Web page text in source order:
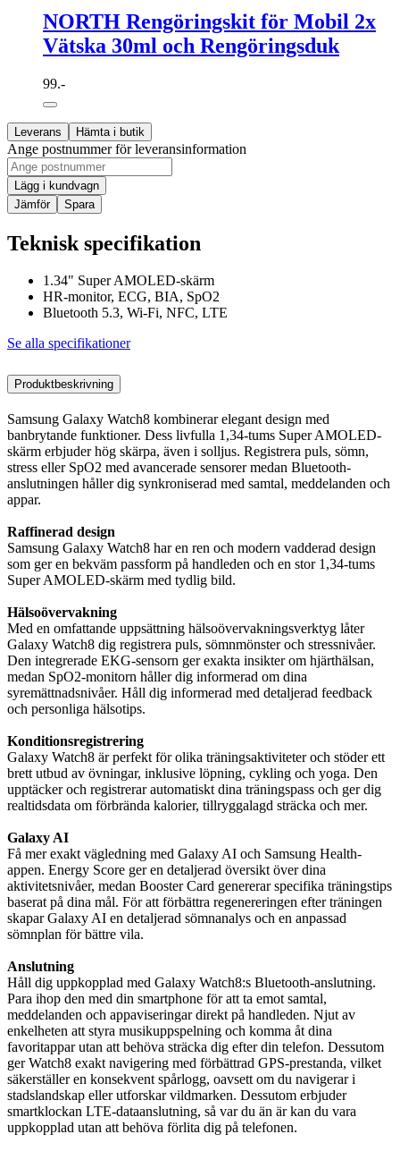
NORTH Rengöringskit för Mobil 2x
Vätska 30ml och Rengöringsduk
99.-
Leverans Hämta i butik
Ange postnummer för leveransinformation
Lägg i kundvagn
Jämför
Spara
Teknisk specifikation
1.34" Super AMOLED-skärm
HR-monitor, ECG, BIA, SpO2
Bluetooth 5.3, Wi-Fi, NFC, LTE
Se alla specifikationer
Produktbeskrivning
Samsung Galaxy Watch8 kombinerar elegant design med
banbrytande funktioner. Dess livfulla 1,34-tums Super AMOLED-
skärm erbjuder hög skärpa, även i solljus. Registrera puls, sömn,
stress eller SpO2 med avancerade sensorer medan Bluetooth-
anslutningen håller dig synkroniserad med samtal, meddelanden och
appar.
Raffinerad design
Samsung Galaxy Watch8 har en ren och modern vadderad design
som ger en bekväm passform på handleden och en stor 1,34-tums
Super AMOLED-skärm med tydlig bild.
Hälsoövervakning
Med en omfattande uppsättning hälsoövervakningsverktyg låter
Galaxy Watch8 dig registrera puls, sömnmönster och stressnivåer.
Den integrerade EKG-sensorn ger exakta insikter om hjärthälsan,
medan SpO2-monitorn håller dig informerad om dina
syremättnadsnivåer. Håll dig informerad med detaljerad feedback
och personliga hälsotips.
Konditionsregistrering
Galaxy Watch8 är perfekt för olika träningsaktiviteter och stöder ett
brett utbud av övningar, inklusive löpning, cykling och yoga. Den
upptäcker och registrerar automatiskt dina träningspass och ger dig
realtidsdata om förbrända kalorier, tillryggalagd sträcka och mer.
Galaxy AI
Få mer exakt vägledning med Galaxy AI och Samsung Health-
appen. Energy Score ger en detaljerad översikt över dina
aktivitetsnivåer, medan Booster Card genererar specifika träningstips
baserat på dina mål. För att förbättra regenereringen efter träningen
skapar Galaxy AI en detaljerad sömnanalys och en anpassad
sömnplan för bättre vila.
Anslutning
Håll dig uppkopplad med Galaxy Watch8:s Bluetooth-anslutning.
Para ihop den med din smartphone för att ta emot samtal,
meddelanden och appaviseringar direkt på handleden. Njut av
enkelheten att styra musikuppspelning och komma åt dina
favoritappar utan att behöva sträcka dig efter din telefon. Dessutom
ger Watch8 exakt navigering med förbättrad GPS-prestanda, vilket
säkerställer en konsekvent spårlogg, oavsett om du navigerar i
stadslandskap eller utforskar vildmarken. Dessutom erbjuder
smartklockan LTE-dataanslutning, så var du än är kan du vara
uppkopplad utan att behöva förlita dig på telefonen.